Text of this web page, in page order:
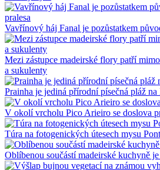
Vavřínový háj Fanal je pozůstatkem
Mezi zástupce madeirské flory patří
a sukulenty
Prainha je jediná přírodní písečná pláž na
V okolí vrcholu Pico Arieiro se doslova
Túra na fotogenických útesech mysu
Oblíbenou součástí madeirské kuchyně